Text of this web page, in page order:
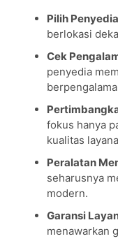
Pilih
berlokasi
Cek
penyedia
fokus hanya
kualitas
Peralatan
seharusnya
modern.
Garansi
menawarkan